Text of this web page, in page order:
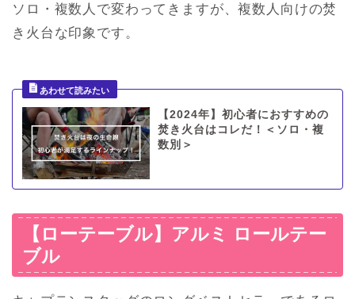
ソロ・複数人で変わってきますが、複数人向けの焚
き火台な印象です。
【2024年】初心者におすすめの
焚き火台はコレだ！＜ソロ・複
数別＞
【ローテーブル】アルミ ロールテー
ブル